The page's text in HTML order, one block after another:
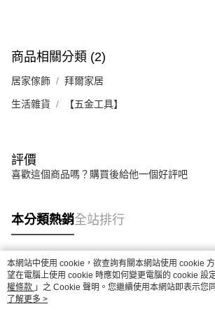
商品相關分類 (2)
居家傢飾 拜爾家居
生活雜貨 【五金工具】
評價
喜歡這個商品嗎？購買後給他一個好評吧
本分類熱銷全站排行
熱門標籤
本網站中使用 cookie，欲查詢有關本網站使用 cookie
望在電腦上使用 cookie 時應如何變更電腦的 cookie 設
權條款 」之 Cookie 聲明。您繼續使用本網站即表示您
用條款之 Cookie 聲明使用 cookie。
了解更多 >